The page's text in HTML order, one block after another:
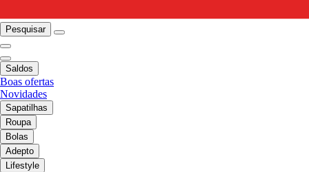
Pesquisar
Saldos
Boas ofertas
Novidades
Sapatilhas
Roupa
Bolas
Adepto
Lifestyle